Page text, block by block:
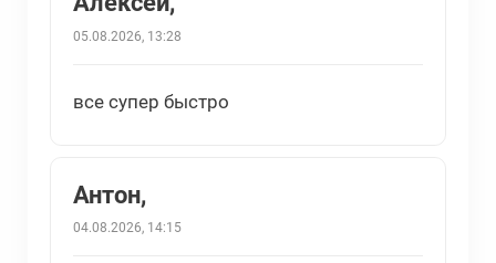
05.08.2026, 13:28
все супер быстро
Антон,
04.08.2026, 14:15